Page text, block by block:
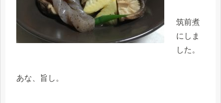
筑前煮
にしま
した。
あな、旨し。